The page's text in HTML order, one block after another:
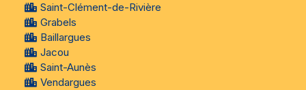
Saint-Clément-de-Rivière
Grabels
Baillargues
Jacou
Saint-Aunès
Vendargues